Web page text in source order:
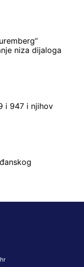
niza dijaloga
i 947 i njihov